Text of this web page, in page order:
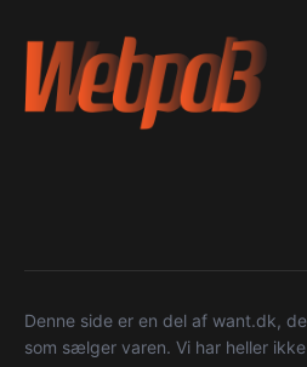
Denne side er en del af want.dk,
som sælger varen. Vi har heller